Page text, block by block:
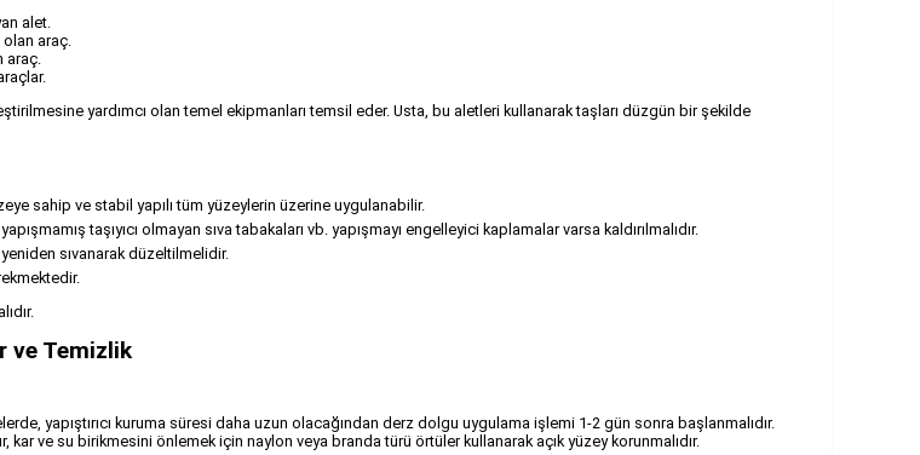
alet.
olan araç.
araç.
yardımcı olan temel ekipmanları temsil eder. Usta, bu aletleri kullanarak taşları düzgün bir şekilde
sahip ve stabil yapılı tüm yüzeylerin üzerine uygulanabilir.
taşıyıcı olmayan sıva tabakaları vb. yapışmayı engelleyici kaplamalar varsa kaldırılmalıdır.
sıvanarak düzeltilmelidir.
ve Temizlik
yapıştırıcı kuruma süresi daha uzun olacağından derz dolgu uygulama işlemi 1-2 gün sonra başlanmalıdır.
kar ve su birikmesini önlemek için naylon veya branda türü örtüler kullanarak açık yüzey korunmalıdır.